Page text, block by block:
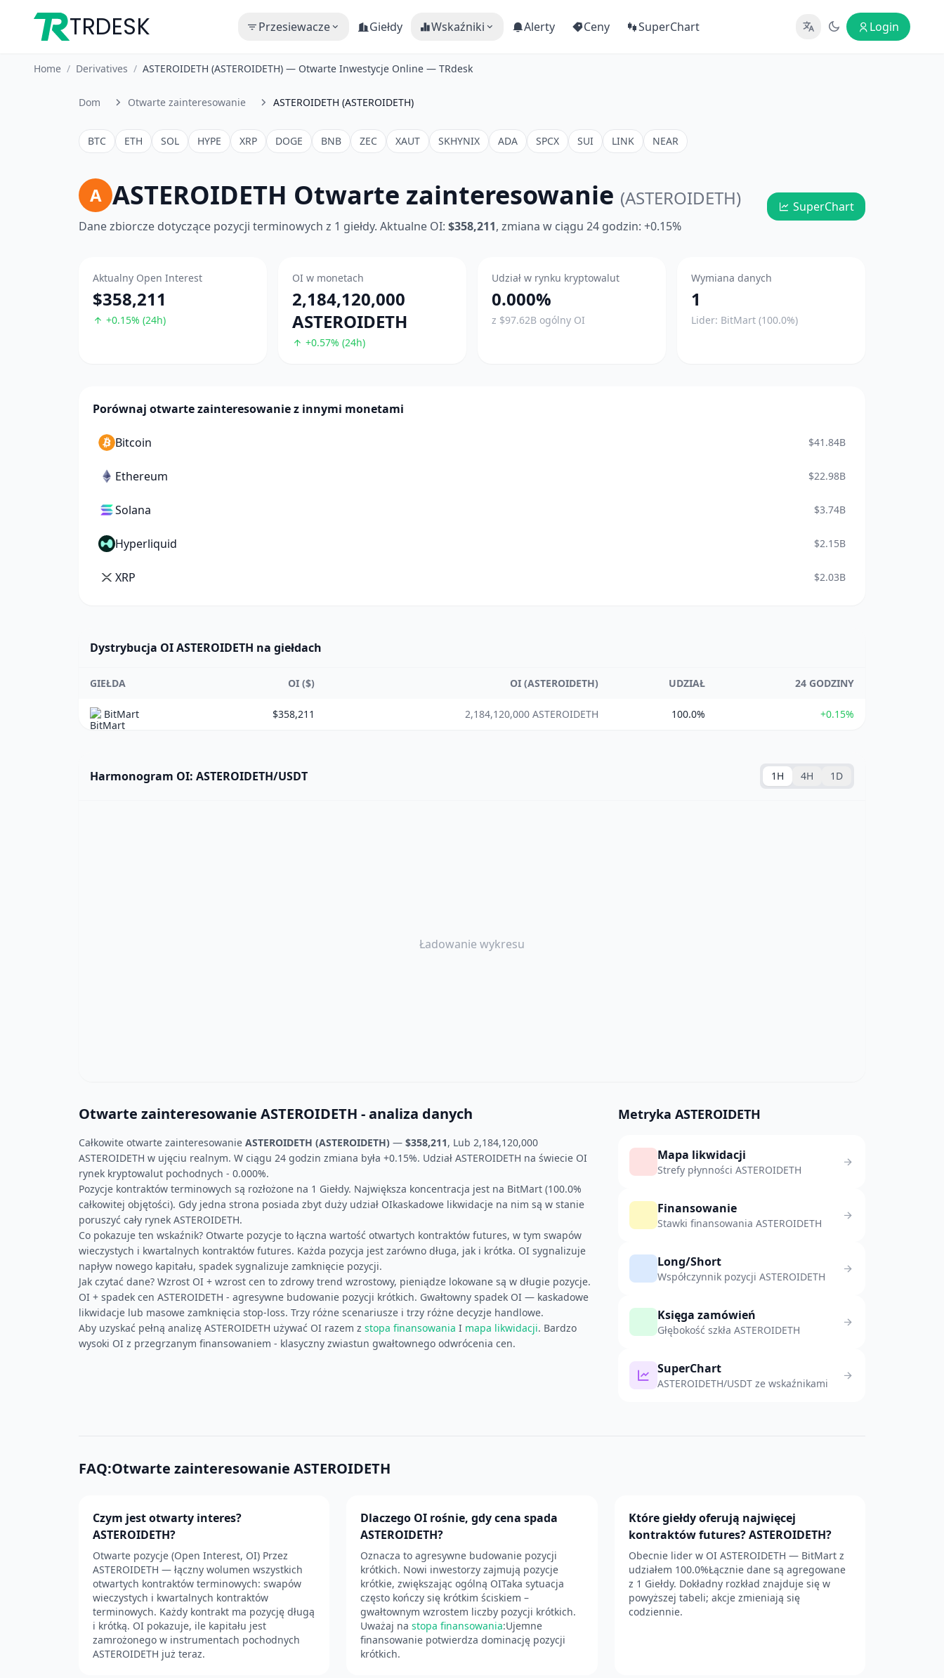
TRDESK Przesiewacze Giełdy Wskaźniki Alerty Ceny SuperChart Login
Home / Derivatives / ASTEROIDETH (ASTEROIDETH) — Otwarte Inwestycje Online — TRdesk
Dom Otwarte zainteresowanie ASTEROIDETH (ASTEROIDETH)
BTC ETH SOL HYPE XRP DOGE BNB ZEC XAUT SKHYNIX ADA SPCX SUI LINK NEAR
A ASTEROIDETH Otwarte zainteresowanie (ASTEROIDETH)
Dane zbiorcze dotyczące pozycji terminowych z 1 giełdy. Aktualne OI: $358,211, zmiana w ciągu 24 godzin: +0.15%
SuperChart
Aktualny Open Interest
$358,211
+0.15% (24h)
OI w monetach
2,184,120,000
ASTEROIDETH
+0.57% (24h)
Udział w rynku kryptowalut
0.000%
z $97.62B ogólny OI
Wymiana danych
1
Lider: BitMart (100.0%)
Porównaj otwarte zainteresowanie z innymi monetami
Bitcoin $41.84B
Ethereum $22.98B
Solana $3.74B
Hyperliquid $2.15B
XRP $2.03B
Dystrybucja OI ASTEROIDETH na giełdach
GIEŁDA OI ($) OI (ASTEROIDETH) UDZIAŁ 24 GODZINY
BitMart $358,211 2,184,120,000 ASTEROIDETH 100.0% +0.15%
Harmonogram OI: ASTEROIDETH/USDT 1H 4H 1D
Ładowanie wykresu
Otwarte zainteresowanie ASTEROIDETH - analiza danych
Całkowite otwarte zainteresowanie ASTEROIDETH (ASTEROIDETH) — $358,211, Lub 2,184,120,000
ASTEROIDETH w ujęciu realnym. W ciągu 24 godzin zmiana była +0.15%. Udział ASTEROIDETH na świecie OI
rynek kryptowalut pochodnych - 0.000%.
Pozycje kontraktów terminowych są rozłożone na 1 Giełdy. Największa koncentracja jest na BitMart (100.0%
całkowitej objętości). Gdy jedna strona posiada zbyt duży udział OIkaskadowe likwidacje na nim są w stanie
poruszyć cały rynek ASTEROIDETH.
Co pokazuje ten wskaźnik? Otwarte pozycje to łączna wartość otwartych kontraktów futures, w tym swapów
wieczystych i kwartalnych kontraktów futures. Każda pozycja jest zarówno długa, jak i krótka. OI sygnalizuje
napływ nowego kapitału, spadek sygnalizuje zamknięcie pozycji.
Jak czytać dane? Wzrost OI + wzrost cen to zdrowy trend wzrostowy, pieniądze lokowane są w długie pozycje.
OI + spadek cen ASTEROIDETH - agresywne budowanie pozycji krótkich. Gwałtowny spadek OI — kaskadowe
likwidacje lub masowe zamknięcia stop-loss. Trzy różne scenariusze i trzy różne decyzje handlowe.
Aby uzyskać pełną analizę ASTEROIDETH używać OI razem z stopa finansowania I mapa likwidacji. Bardzo
wysoki OI z przegrzanym finansowaniem - klasyczny zwiastun gwałtownego odwrócenia cen.
Metryka ASTEROIDETH
Mapa likwidacji
Strefy płynności ASTEROIDETH
Finansowanie
Stawki finansowania ASTEROIDETH
Long/Short
Współczynnik pozycji ASTEROIDETH
Księga zamówień
Głębokość szkła ASTEROIDETH
SuperChart
ASTEROIDETH/USDT ze wskaźnikami
FAQ:Otwarte zainteresowanie ASTEROIDETH
Czym jest otwarty interes?
ASTEROIDETH?
Otwarte pozycje (Open Interest, OI) Przez
ASTEROIDETH — łączny wolumen wszystkich
otwartych kontraktów terminowych: swapów
wieczystych i kwartalnych kontraktów
terminowych. Każdy kontrakt ma pozycję długą
i krótką. OI pokazuje, ile kapitału jest
zamrożonego w instrumentach pochodnych
ASTEROIDETH już teraz.
Dlaczego OI rośnie, gdy cena spada
ASTEROIDETH?
Oznacza to agresywne budowanie pozycji
krótkich. Nowi inwestorzy zajmują pozycje
krótkie, zwiększając ogólną OITaka sytuacja
często kończy się krótkim ściskiem –
gwałtownym wzrostem liczby pozycji krótkich.
Uważaj nastopa finansowania:Ujemne
finansowanie potwierdza dominację pozycji
krótkich.
Które giełdy oferują najwięcej
kontraktów futures? ASTEROIDETH?
Obecnie lider w OI ASTEROIDETH — BitMart z
udziałem 100.0%Łącznie dane są agregowane
z 1 Giełdy. Dokładny rozkład znajduje się w
powyższej tabeli; akcje zmieniają się
codziennie.